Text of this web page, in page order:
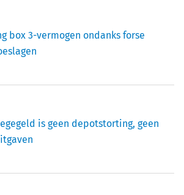
box 3-vermogen ondanks forse
is geen depotstorting, geen